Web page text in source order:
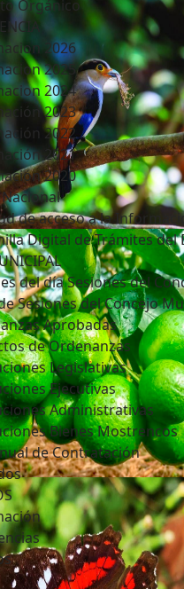
Orgánico
2026
2025
2024
2023
2022
2021
2020
de acceso a la
Digital de Trámites del
del día Sesiones del
Sesiones del Concejo
Aprobadas
de Ordenanzas
Legislativas
Ejecutivas
Administrativas
Bienes Mostrencos
de Contratación